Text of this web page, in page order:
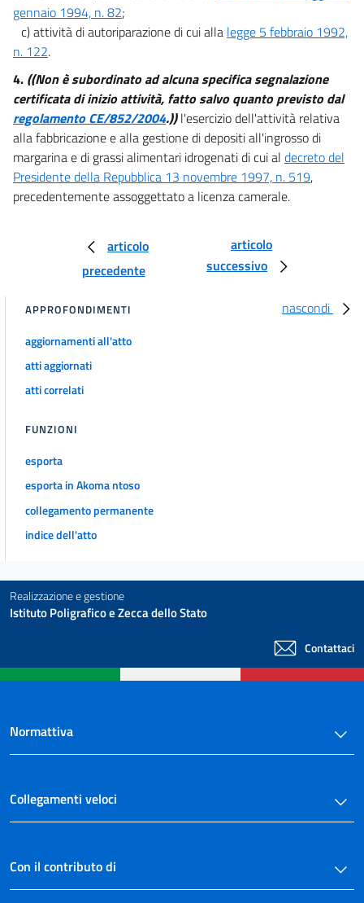
32
34
35
36
Titolo II
Sviluppo economico e attività produttive
Capo VII
Sviluppo economico e attività produttive
Fiere e mercati, e disposizioni
39
41
42
Sviluppo economico e attività produttive
43
45
46
48
49
Sviluppo economico e attività produttive
TERRITORIO AMBIENTE E INFRASTRUTTURE
gennaio 1994, n. 82;
c) attività di autoriparazione di cui alla legge 5 febbraio 1992,
n. 122.
4. ((Non è subordinato ad alcuna specifica segnalazione
certificata di inizio attività, fatto salvo quanto previsto dal
regolamento CE/852/2004.))l'esercizio dell'attività relativa
alla fabbricazione e alla gestione di depositi all'ingrosso di
margarina e di grassi alimentari idrogenati di cui al decreto del
Presidente della Repubblica 13 novembre 1997, n. 519,
precedentemente assoggettato a licenza camerale.
articolo
precedente
articolo
successivo
nascondi
APPROFONDIMENTI
aggiornamenti all'atto
atti aggiornati
atti correlati
FUNZIONI
esporta
esporta in Akoma ntoso
collegamento permanente
indice dell'atto
Realizzazione e gestione
Istituto Poligrafico e Zecca dello Stato
Contattaci
Normattiva
Collegamenti veloci
Con il contributo di